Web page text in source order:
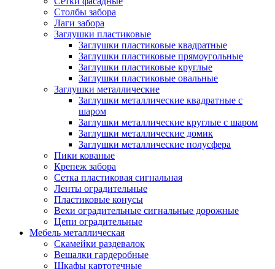
Столбы забора
Лаги забора
Заглушки пластиковые
Заглушки пластиковые квадратные
Заглушки пластиковые прямоугольные
Заглушки пластиковые круглые
Заглушки пластиковые овальные
Заглушки металлические
Заглушки металлические квадратные с
шаром
Заглушки металлические круглые с шаром
Заглушки металлические домик
Заглушки металлические полусфера
Пики кованые
Крепеж забора
Сетка пластиковая сигнальная
Ленты оградительные
Пластиковые конусы
Вехи оградительные сигнальные дорожные
Цепи оградительные
Мебель металлическая
Скамейки раздевалок
Вешалки гардеробные
Шкафы картотечные